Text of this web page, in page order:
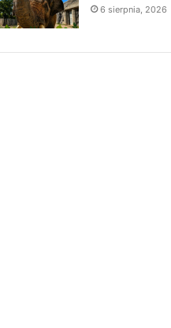
6 sierpnia, 2026